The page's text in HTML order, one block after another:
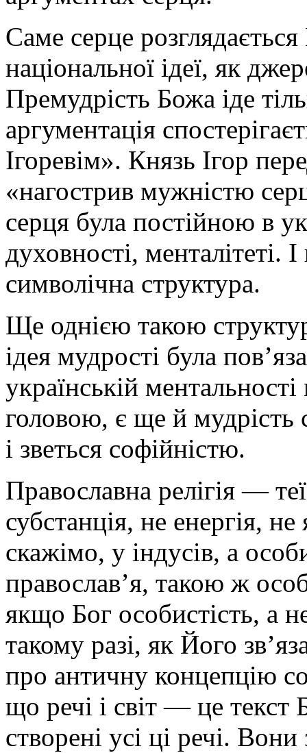
Саме серце
національної ідеї, як
Премудрість Божа іде
аргументація
Ігоревім». Князь Ігор
«нагострив мужністю
серця була постійною в
духовності, менталітеті.
символічна структура.
Ще однією такою
ідея мудрості була
українській ментальності
головою, є ще й мудрість
і зветься софійністю.
Православна релігія —
субстанція, не енергія,
скажімо, у індусів, а
православ’я, такою ж
якщо Бог особистість, а
такому разі, як Його
про античну концепцію
що речі і світ — це
створені усі ці речі.